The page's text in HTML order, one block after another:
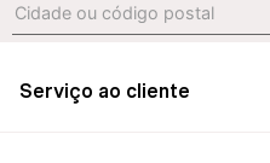
Serviço ao cliente